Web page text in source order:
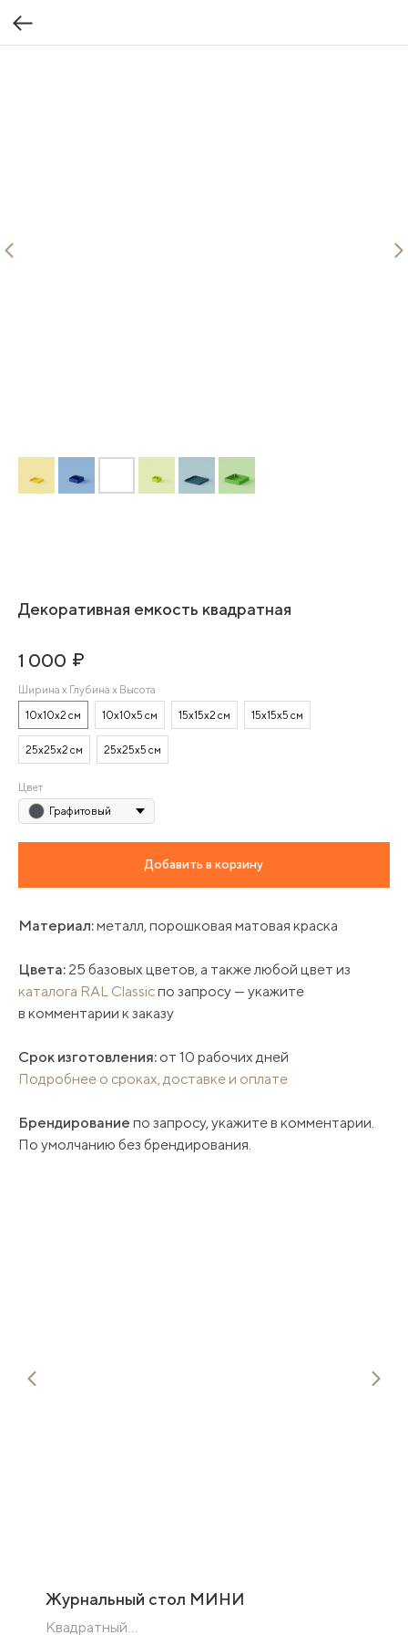
Декоративная емкость квадратная
1 000 ₽
Ширина х Глубина х Высота
10х10х2 см
10х10х5 см 15х15х2 см 15х15х5 см
25х25х2 см 25х25х5 см
Цвет
Графитовый
Добавить в корзину
Материал:металл, порошковая матовая краска
Цвета: 25 базовых цветов, а также любой цвет из
каталога RAL Classicпо запросу — укажите
в комментарии к заказу
Срок изготовления: от 10 рабочих дней
Подробнее о сроках, доставке и оплате
Брендирование по запросу, укажите в комментарии.
По умолчанию без брендирования.
Журнальный стол МИНИ
Квадратный